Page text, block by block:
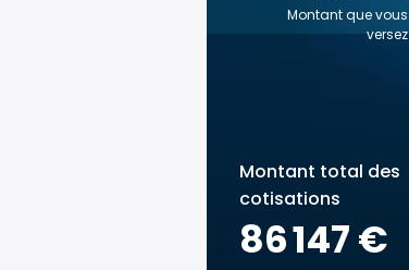
Montant que vous
versez
Montant total des
cotisations
86 147 €